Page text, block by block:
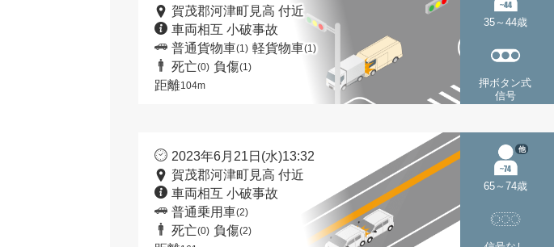
賀茂郡河津町見高 付近
車両相互 小破事故
普通貨物車(1) 軽貨物車(1)
死亡(0) 負傷(1)
距離104m
35～44歳
押ボタン式
信号
2023年6月21日(水)13:32
賀茂郡河津町見高 付近
車両相互 小破事故
普通乗用車(2)
死亡(0) 負傷(2)
65～74歳
他